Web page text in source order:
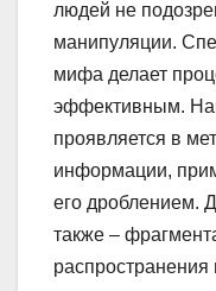
людей не
манипуляции.
мифа делает
эффективным.
проявляется в
информации,
его дроблением.
также –